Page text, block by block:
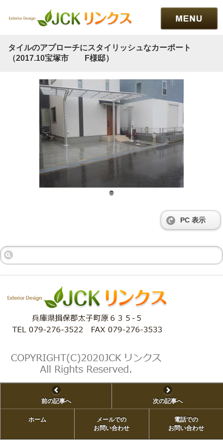
タイルのアプローチにスタイリッシュなカーポート
（2017.10宝塚市 F様邸）
PC 表示
前の記事へ 次の記事へ
ホーム
メールでの
お問い合わせ
電話での
お問い合わせ